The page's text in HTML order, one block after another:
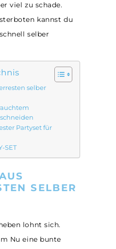
viel zu schade.
kannst du
selber
selber
Partyset für
SET
SELBER
lohnt sich.
Nu eine bunte